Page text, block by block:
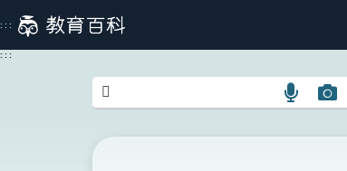
到
主
:::
:::
語
搜
圖
搜